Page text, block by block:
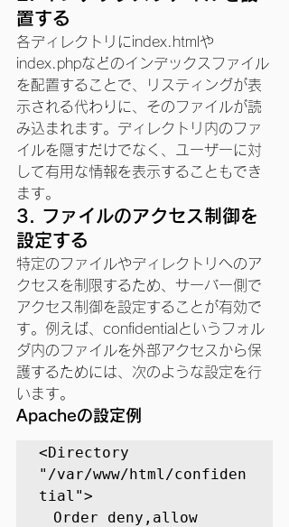
置する
各ディレクトリにindex.htmlや
index.phpなどのインデックスファイル
を配置することで、リスティングが表
示される代わりに、そのファイルが読
み込まれます。ディレクトリ内のファ
イルを隠すだけでなく、ユーザーに対
して有用な情報を表示することもでき
ます。
3. ファイルのアクセス制御を
設定する
特定のファイルやディレクトリへのア
クセスを制限するため、サーバー側で
アクセス制御を設定することが有効で
す。例えば、confidentialというフォル
ダ内のファイルを外部アクセスから保
護するためには、次のような設定を行
います。
Apacheの設定例
<Directory
"/var/www/html/confiden
tial">
Order deny,allow